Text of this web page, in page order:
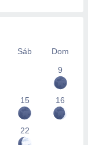
Sáb
Dom
9
15 16
22